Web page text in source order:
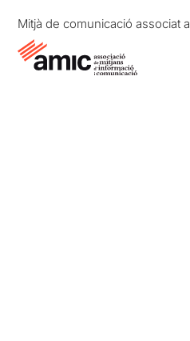
Mitjà de comunicació associat a